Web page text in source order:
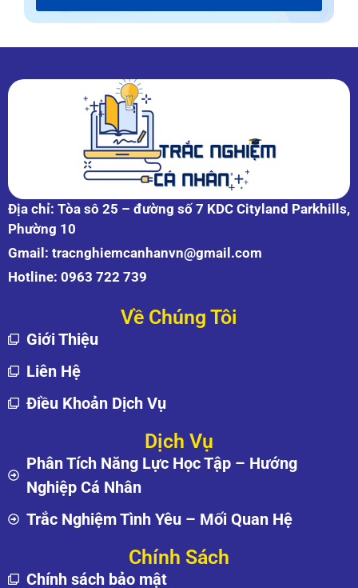
Địa chỉ: Tòa sô 25 – đường số 7 KDC Cityland Parkhills,
Phường 10
Gmail: tracnghiemcanhanvn@gmail.com
Hotline: 0963 722 739
Về Chúng Tôi
Giới Thiệu
Liên Hệ
Điều Khoản Dịch Vụ
Dịch Vụ
Phân Tích Năng Lực Học Tập – Hướng
Nghiệp Cá Nhân
Trắc Nghiệm Tình Yêu – Mối Quan Hệ
Chính Sách
Chính sách bảo mật